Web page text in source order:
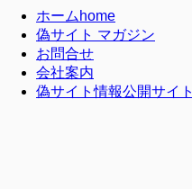
ホーム home
偽サイト マガジン
お問合せ
会社案内
偽サイト情報公開サイト